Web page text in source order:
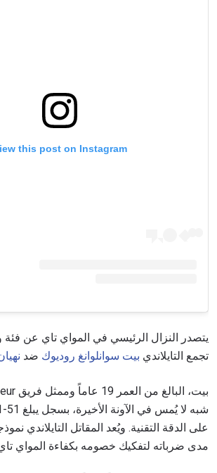
this post on Instagram
يتصدر النزال الرئيسي في المواي تاي عن فئة
تجمع التايلاندي بيت سوانلوانغ روديوك ضد
على الدقة التقنية. ويُعد المقاتل التايلاندي
مدى ضرباته لتفكيك خصومه بكفاءة المواي تاي